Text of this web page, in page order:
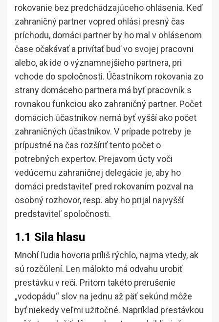
rokovanie bez predchádzajúceho ohlásenia. Keď
zahraničný partner vopred ohlási presný čas
príchodu, domáci partner by ho mal v ohlásenom
čase očakávať a privítať buď vo svojej pracovni
alebo, ak ide o významnejšieho partnera, pri
vchode do spoločnosti. Účastníkom rokovania zo
strany domáceho partnera má byť pracovník s
rovnakou funkciou ako zahraničný partner. Počet
domácich účastníkov nemá byť vyšší ako počet
zahraničných účastníkov. V prípade potreby je
prípustné na čas rozšíriť tento počet o
potrebných expertov. Prejavom úcty voči
vedúcemu zahraničnej delegácie je, aby ho
domáci predstaviteľ pred rokovaním pozval na
osobný rozhovor, resp. aby ho prijal najvyšší
predstaviteľ spoločnosti.
1.1 Sila hlasu
Mnohí ľudia hovoria príliš rýchlo, najmä vtedy, ak
sú rozčúlení. Len málokto má odvahu urobiť
prestávku v reči. Pritom takéto prerušenie
„vodopádu“ slov na jednu až päť sekúnd môže
byť niekedy veľmi užitočné. Napríklad prestávkou